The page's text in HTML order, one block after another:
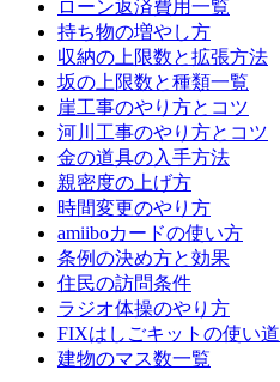
ローン返済費用一覧
持ち物の増やし方
収納の上限数と拡張方法
坂の上限数と種類一覧
崖工事のやり方とコツ
河川工事のやり方とコツ
金の道具の入手方法
親密度の上げ方
時間変更のやり方
amiiboカードの使い方
条例の決め方と効果
住民の訪問条件
ラジオ体操のやり方
FIXはしごキットの使い道
建物のマス数一覧